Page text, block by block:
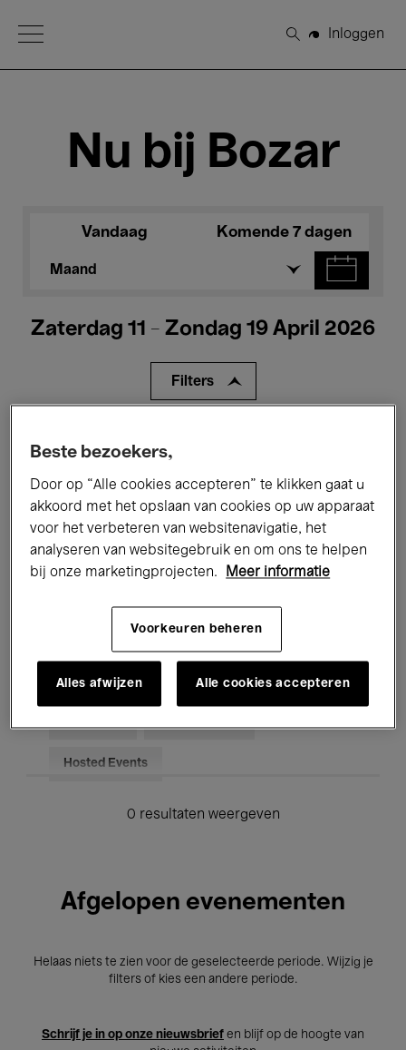
Open Menu
Zoeken
Inloggen
Nu bij Bozar
Vandaag Komende 7 dagen
Maand
Zaterdag 11 - Zondag 19 April 2026
Filters
Tentoonstellingen Films
Performances Lezingen & Debatten
Jazz Klassieke Muziek Global Music
Elektronische Muziek
Voor iedereen Kids’ Palace
Hosted Events
0 resultaten weergeven
Afgelopen evenementen
Helaas niets te zien voor de geselecteerde periode. Wijzig je
filters of kies een andere periode.
Schrijf je in op onze nieuwsbrief en blijf op de hoogte van
Beste bezoekers,
Door op “Alle cookies accepteren” te klikken gaat u
akkoord met het opslaan van cookies op uw apparaat
voor het verbeteren van websitenavigatie, het
analyseren van websitegebruik en om ons te helpen
bij onze marketingprojecten.
Meer informatie
Voorkeuren beheren
Alles afwijzen Alle cookies accepteren